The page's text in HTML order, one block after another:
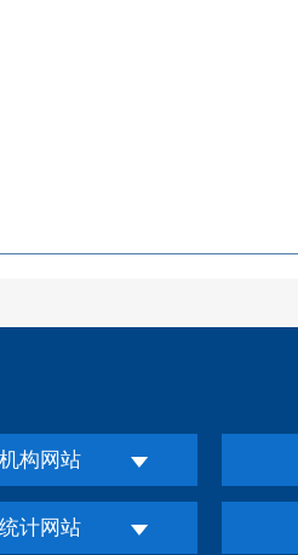
构网站
计网站